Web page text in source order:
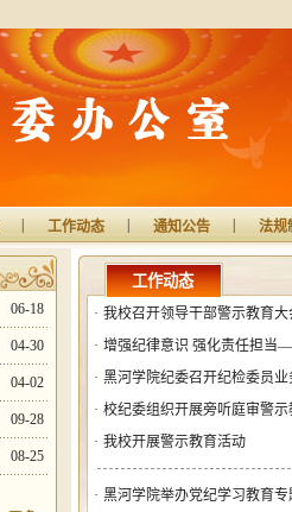
工作动态 通知公告 法规
06-18
04-30
04-02
09-28
08-25
工作动态
· 我校召开领导干部警示教育大
· 增强纪律意识 强化责任担当
· 黑河学院纪委召开纪检委员业
· 校纪委组织开展旁听庭审警示
· 我校开展警示教育活动
· 黑河学院举办党纪学习教育专